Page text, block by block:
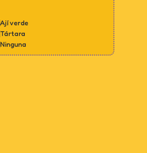
Ají verde
Tártara
Ninguna